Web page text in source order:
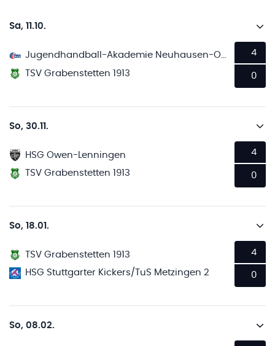
Sa, 11.10.
Jugendhandball-Akademie Neuhausen-Ostfildern
TSV Grabenstetten 1913
4
0
So, 30.11.
HSG Owen-Lenningen
TSV Grabenstetten 1913
4
0
So, 18.01.
TSV Grabenstetten 1913
HSG Stuttgarter Kickers/TuS Metzingen 2
4
0
So, 08.02.